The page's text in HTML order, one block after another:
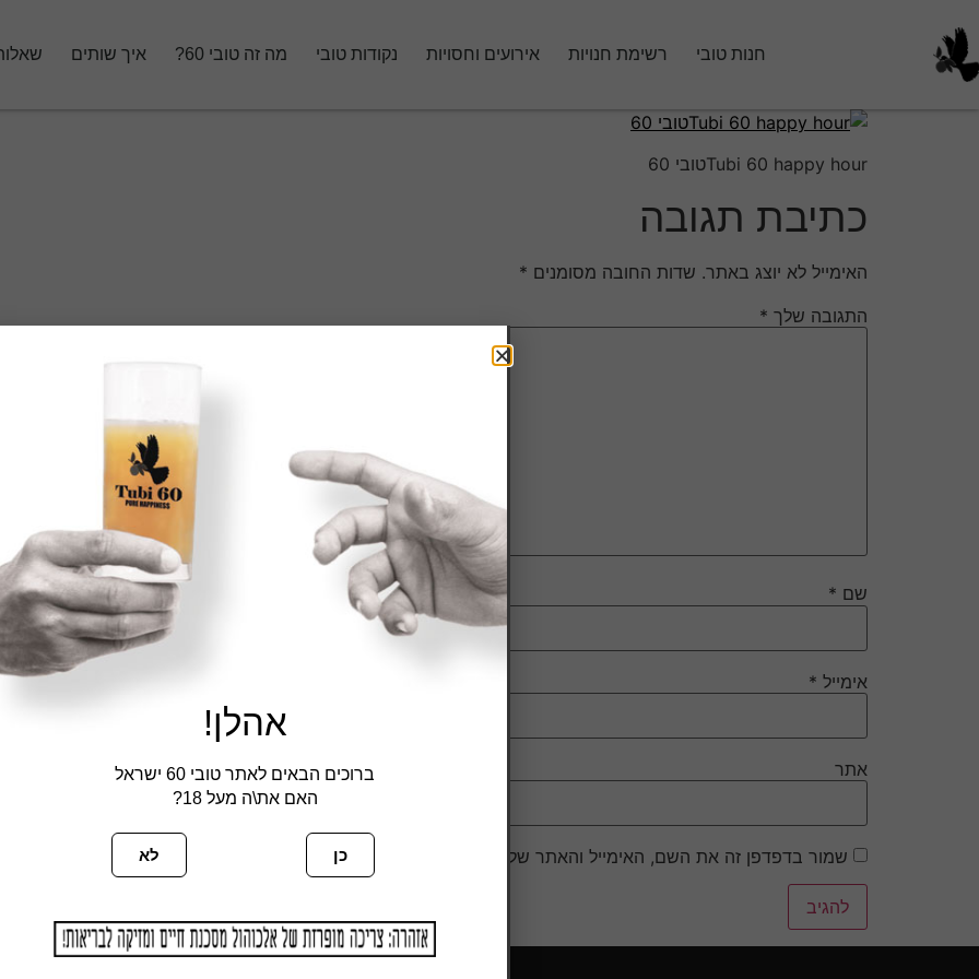
חנות טובי רשימת חנויות אירועים וחסויות נקודות טובי מה זה טובי 60? איך שותים
Tubi 60 happy hourטובי 60
כתיבת תגובה
האימייל לא יוצג באתר. שדות החובה מסומנים *
התגובה שלך *
שם *
אימייל *
אתר
שמור בדפדפן זה את השם, האימייל והאתר שלי לפעם הבאה שאגיב.
אהלן!
ברוכים הבאים לאתר טובי 60 ישראל
האם את\ה מעל 18?
כן לא